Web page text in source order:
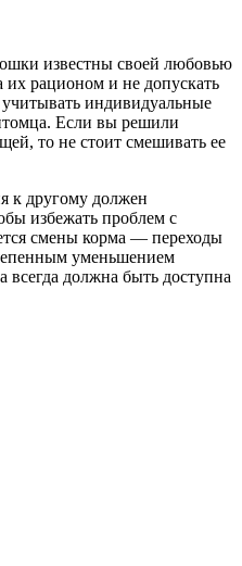
известны своей любовью
их рационом и не допускать
индивидуальные
Если вы решили
то не стоит смешивать ее
к другому должен
избежать проблем с
смены корма — переходы
уменьшением
всегда должна быть доступна